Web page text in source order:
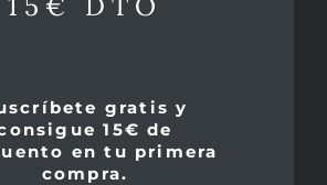
gratis y
15€ de
en tu primera
compra.